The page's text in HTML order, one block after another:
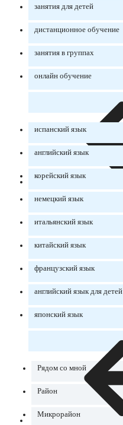
занятия для детей
дистанционное обучение
занятия в группах
онлайн обучение
испанский язык
английский язык
корейский язык
немецкий язык
итальянский язык
китайский язык
французский язык
английский язык для детей
японский язык
Рядом со мной
Район
Микрорайон